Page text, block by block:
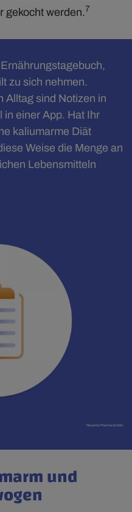
gekocht werden.7
zu sich nehmen.
Alltag sind Notizen in
einer App. Hat Ihr
kaliumarme Diät
Weise die Menge an
Lebensmitteln
Novartis Pharma GmbH
und